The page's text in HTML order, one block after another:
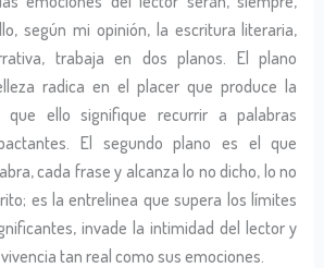
según mi opinión, la escritura literaria,
trabaja en dos planos. El plano
radica en el placer que produce la
que ello signifique recurrir a palabras
El segundo plano es el que
cada frase y alcanza lo no dicho, lo no
es la entrelinea que supera los límites
invade la intimidad del lector y
tan real como sus emociones.